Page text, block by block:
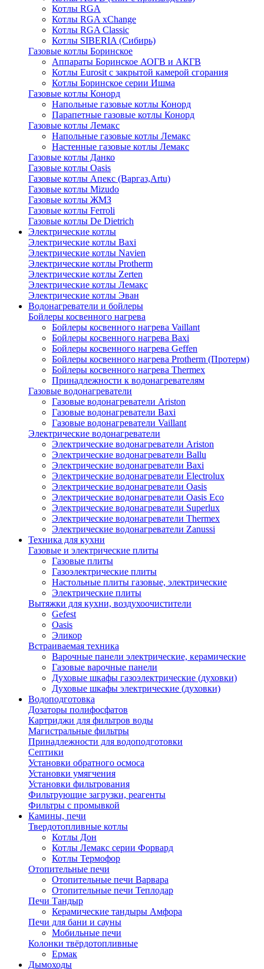
Котлы RGA
Котлы RGA xChange
Котлы RGA Classic
Котлы SIBERIA (Сибирь)
Газовые котлы Боринское
Аппараты Боринское АОГВ и АКГВ
Котлы Eurosit с закрытой камерой сгорания
Котлы Боринское серии Ишма
Газовые котлы Конорд
Напольные газовые котлы Конорд
Парапетные газовые котлы Конорд
Газовые котлы Лемакс
Напольные газовые котлы Лемакс
Настенные газовые котлы Лемакс
Газовые котлы Данко
Газовые котлы Oasis
Газовые котлы Апекс (Варгаз,Artu)
Газовые котлы Mizudo
Газовые котлы ЖМЗ
Газовые котлы Ferroli
Газовые котлы De Dietrich
Электрические котлы
Электрические котлы Baxi
Электрические котлы Navien
Электрические котлы Protherm
Электрические котлы Zerten
Электрические котлы Лемакс
Электрические котлы Эван
Водонагреватели и бойлеры
Бойлеры косвенного нагрева
Бойлеры косвенного нагрева Vaillant
Бойлеры косвенного нагрева Baxi
Бойлеры косвенного нагрева Geffen
Бойлеры косвенного нагрева Protherm (Протерм)
Бойлеры косвенного нагрева Thermex
Принадлежности к водонагревателям
Газовые водонагреватели
Газовые водонагреватели Ariston
Газовые водонагреватели Baxi
Газовые водонагреватели Vaillant
Электрические водонагреватели
Электрические водонагреватели Ariston
Электрические водонагреватели Ballu
Электрические водонагреватели Baxi
Электрические водонагреватели Electrolux
Электрические водонагреватели Oasis
Электрические водонагреватели Oasis Eco
Электрические водонагреватели Superlux
Электрические водонагреватели Thermex
Электрические водонагреватели Zanussi
Техника для кухни
Газовые и электрические плиты
Газовые плиты
Газоэлектрические плиты
Настольные плиты газовые, электрические
Электрические плиты
Вытяжки для кухни, воздухоочистители
Gefest
Oasis
Эликор
Встраиваемая техника
Варочные панели электрические, керамические
Газовые варочные панели
Духовые шкафы газоэлектрические (духовки)
Духовые шкафы электрические (духовки)
Водоподготовка
Дозаторы полифосфатов
Картриджи для фильтров воды
Магистральные фильтры
Принадлежности для водоподготовки
Септики
Установки обратного осмоса
Установки умягчения
Установки фильтрования
Фильтрующие загрузки, реагенты
Фильтры с промывкой
Камины, печи
Твердотопливные котлы
Котлы Дон
Котлы Лемакс серии Форвард
Котлы Термофор
Отопительные печи
Отопительные печи Варвара
Отопительные печи Теплодар
Печи Тандыр
Керамические тандыры Амфора
Печи для бани и сауны
Мобильные печи
Колонки твёрдотопливные
Ермак
Дымоходы